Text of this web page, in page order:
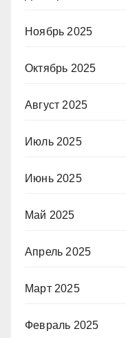
Ноябрь 2025
Октябрь 2025
Август 2025
Июль 2025
Июнь 2025
Май 2025
Апрель 2025
Март 2025
Февраль 2025